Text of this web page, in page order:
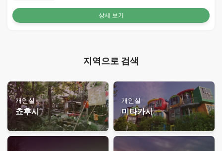
상세 보기
지역으로 검색
개인실
쵸후시
개인실
미타카시